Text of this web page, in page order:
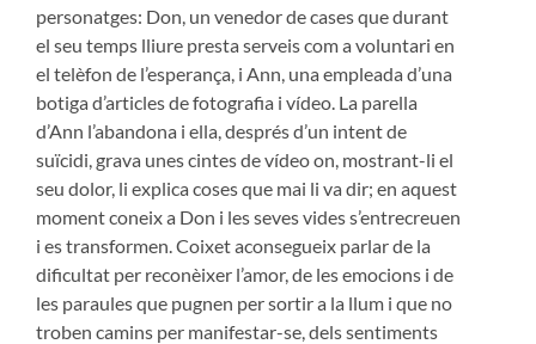
personatges: Don, un venedor de cases que durant
el seu temps lliure presta serveis com a voluntari en
el telèfon de l’esperança, i Ann, una empleada d’una
botiga d’articles de fotografia i vídeo. La parella
d’Ann l’abandona i ella, després d’un intent de
suïcidi, grava unes cintes de vídeo on, mostrant-li el
seu dolor, li explica coses que mai li va dir; en aquest
moment coneix a Don i les seves vides s’entrecreuen
i es transformen. Coixet aconsegueix parlar de la
dificultat per reconèixer l’amor, de les emocions i de
les paraules que pugnen per sortir a la llum i que no
troben camins per manifestar-se, dels sentiments